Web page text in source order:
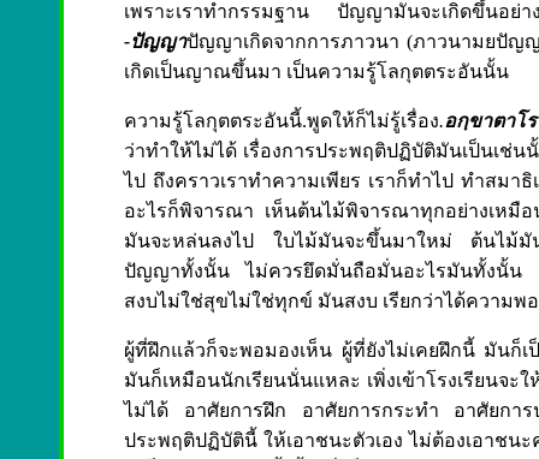
เพราะเราทำกรรมฐาน ปัญญามันจะเกิดขึ้นอย่
-ปัญญาปัญญาเกิดจากการภาวนา (ภาวนามยปัญ
เกิดเป็นญาณขึ้นมา เป็นความรู้โลกุตตระอันนั้น
ความรู้โลกุตตระอันนี้.พูดให้ก็ไม่รู้เรื่อง.อกฺขาตาโ
ว่าทำให้ไม่ได้ เรื่องการประพฤติปฏิบัติมันเป็นเช่
ไป ถึงคราวเราทำความเพียร เราก็ทำไป ทำสม
อะไรก็พิจารณา เห็นต้นไม้พิจารณาทุกอย่างเหมือ
มันจะหล่นลงไป ใบไม้มันจะขึ้นมาใหม่ ต้นไม้มั
ปัญญาทั้งนั้น ไม่ควรยึดมั่นถือมั่นอะไรมันทั้งนั้น เ
สงบไม่ใช่สุขไม่ใช่ทุกข์ มันสงบ เรียกว่าได้ความพ
ผู้ที่ฝึกแล้วก็จะพอมองเห็น ผู้ที่ยังไม่เคยฝึกนี้ มันก็
มันก็เหมือนนักเรียนนั่นแหละ เพิ่งเข้าโรงเรียนจ
ไม่ได้ อาศัยการฝึก อาศัยการกระทำ อาศัยกา
ประพฤติปฏิบัตินี้ ให้เอาชนะตัวเอง ไม่ต้องเอาช